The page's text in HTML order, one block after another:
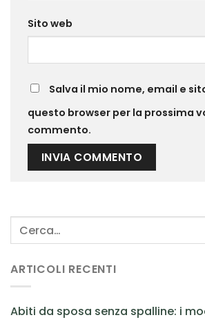
Sito web
Salva il mio nome, email e
questo browser per la prossima
commento.
ARTICOLI RECENTI
Abiti da sposa senza spalline: i